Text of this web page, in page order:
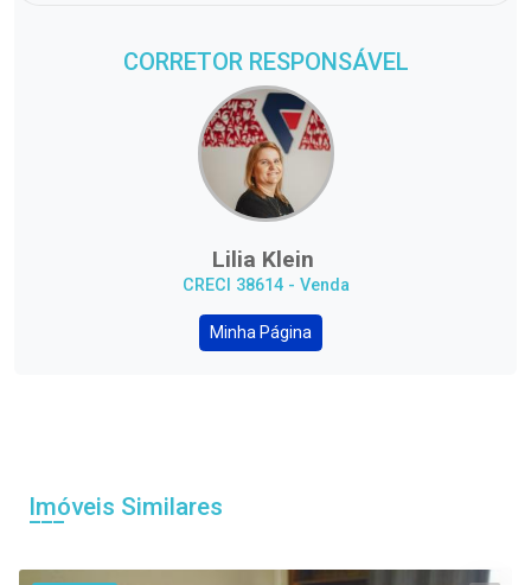
CORRETOR RESPONSÁVEL
Lilia Klein
CRECI 38614 - Venda
Minha Página
Imóveis Similares